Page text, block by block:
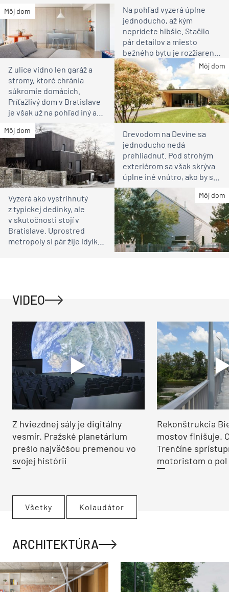
Môj dom
Na pohľad vyzerá úplne
jednoducho, až kým
neprídete hlbšie. Stačilo
pár detailov a miesto
bežného bytu je rozžiarené
bývanie pre rodinu
Môj dom
Z ulice vidno len garáž a
stromy, ktoré chránia
súkromie domácich.
Príťažlivý dom v Bratislave
je však už na pohľad iný ako
susedia
Môj dom
Drevodom na Devíne sa
jednoducho nedá
prehliadnuť. Pod strohým
exteriérom sa však skrýva
úplne iné vnútro, ako by ste
čakali
Môj dom
Vyzerá ako vystrihnutý
z typickej dedinky, ale
v skutočnosti stojí v
Bratislave. Uprostred
metropoly si pár žije idylku
VIDEO
Z hviezdnej sály je digitálny
vesmír. Pražské planetárium
prešlo najväčšou premenou vo
svojej histórii
Rekonštrukcia
mostov finišuje.
Trenčíne
motoristom o pol
Všetky Kolaudátor
ARCHITEKTÚRA